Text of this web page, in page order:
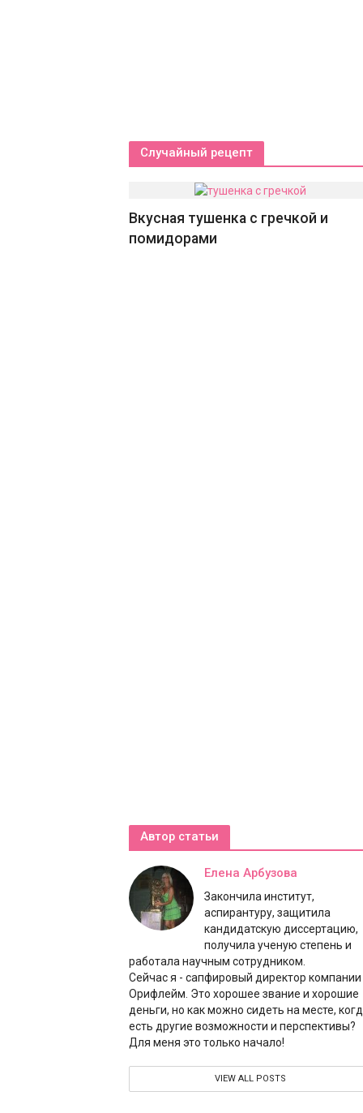
Случайный рецепт
Вкусная тушенка с гречкой и
помидорами
Автор статьи
Елена Арбузова
Закончила институт,
аспирантуру, защитила
кандидатскую диссертацию,
получила ученую степень и
работала научным сотрудником.
Сейчас я - сапфировый директор компании
Орифлейм. Это хорошее звание и хорошие
деньги, но как можно сидеть на месте,
есть другие возможности и перспективы?
Для меня это только начало!
VIEW ALL POSTS